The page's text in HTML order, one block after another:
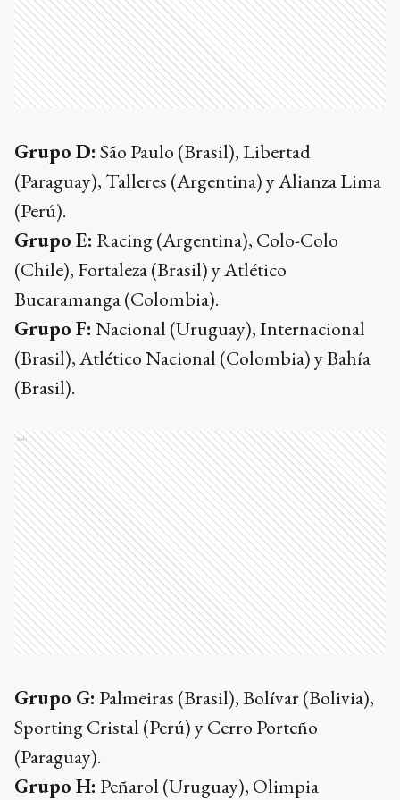
Grupo D: São Paulo (Brasil), Libertad
(Paraguay), Talleres (Argentina) y Alianza Lima
(Perú).
Grupo E: Racing (Argentina), Colo-Colo
(Chile), Fortaleza (Brasil) y Atlético
Bucaramanga (Colombia).
Grupo F: Nacional (Uruguay), Internacional
(Brasil), Atlético Nacional (Colombia) y Bahía
(Brasil).
Ads
Grupo G: Palmeiras (Brasil), Bolívar (Bolivia),
Sporting Cristal (Perú) y Cerro Porteño
(Paraguay).
Grupo H: Peñarol (Uruguay), Olimpia